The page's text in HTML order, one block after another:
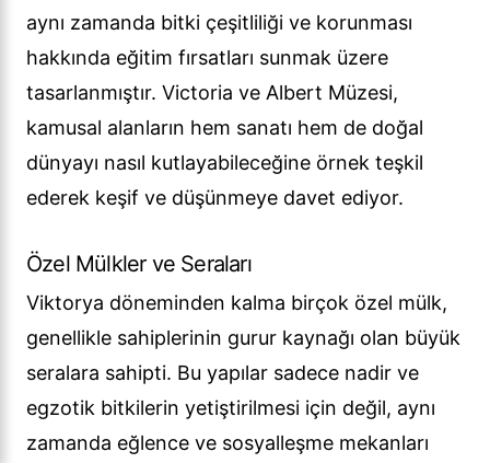
aynı zamanda bitki çeşitliliği ve korunması
hakkında eğitim fırsatları sunmak üzere
tasarlanmıştır. Victoria ve Albert Müzesi,
kamusal alanların hem sanatı hem de doğal
dünyayı nasıl kutlayabileceğine örnek teşkil
ederek keşif ve düşünmeye davet ediyor.
Özel Mülkler ve Seraları
Viktorya döneminden kalma birçok özel mülk,
genellikle sahiplerinin gurur kaynağı olan büyük
seralara sahipti. Bu yapılar sadece nadir ve
egzotik bitkilerin yetiştirilmesi için değil, aynı
zamanda eğlence ve sosyalleşme mekanları